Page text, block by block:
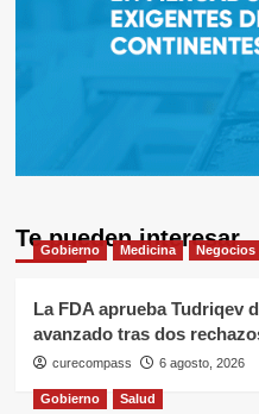
Te pueden interesar
Gobierno Medicina Negocios
La FDA aprueba Tudriqev
avanzado tras dos
curecompass 6 agosto, 2026
Gobierno Salud